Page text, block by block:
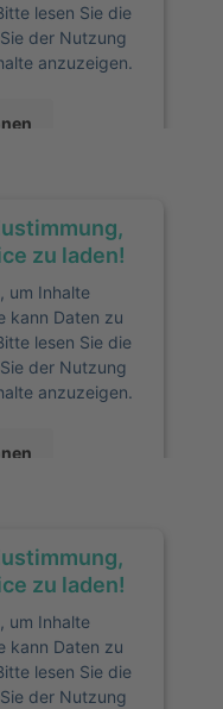
lesen Sie die
der Nutzung
anzuzeigen.
Consent
eRecht24
zu laden!
um Inhalte
kann Daten zu
lesen Sie die
der Nutzung
anzuzeigen.
Consent
eRecht24
zu laden!
um Inhalte
kann Daten zu
lesen Sie die
der Nutzung